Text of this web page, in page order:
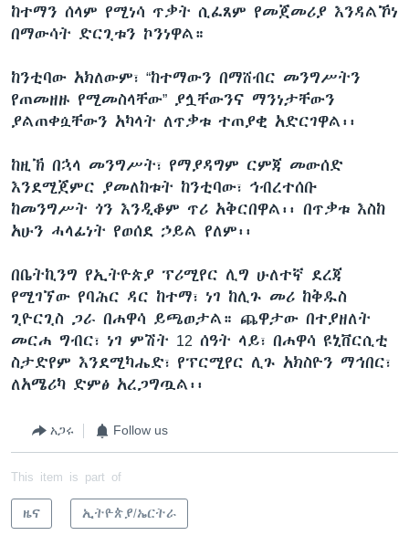
ከተማን ሰላም የሚነሳ ጥቃት ሲፈጸም የመጀመሪያ እንዳልኾነ
በማውሳት ድርጊቱን ኮንነዋል።
ከንቲባው አክለውም፣ “ከተማውን በማሸብር መንግሥትን
የጠመዘዙ የሚመስላቸው” ያሏቸውንና ማንነታቸውን
ያልጠቀሷቸውን አካላት ለጥቃቱ ተጠያቂ አድርገዋል፡፡
ከዚኽ በኋላ መንግሥት፣ የማያዳግም ርምጃ መውሰድ
እንደሚጀምር ያመለከቱት ከንቲባው፣ ኅብረተሰቡ
ከመንግሥት ጎን እንዲቆም ጥሪ አቅርበዋል፡፡ በጥቃቱ እስከ
አሁን ሓላፊነት የወሰደ ኃይል የለም፡፡
በቤትኪንግ የኢትዮጵያ ፕሪሚየር ሊግ ሁለተኛ ደረጃ
የሚገኘው የባሕር ዳር ከተማ፣ ነገ ከሊጉ መሪ ከቅዱስ
ጊዮርጊስ ጋራ በሐዋሳ ይጫወታል። ጨዋታው በተያዘለት
መርሐ ግብር፣ ነገ ምሽት 12 ሰዓት ላይ፣ በሐዋሳ ዩኒቨርሲቲ
ስታድየም እንደሚካሔድ፣ የፕርሚየር ሊጉ አክስዮን ማኅበር፣
ለአሜሪካ ድምፅ አረጋግጧል፡፡
አጋሩ Follow us
This item is part of
ዜና ኢትዮጵያ/ኤርትራ